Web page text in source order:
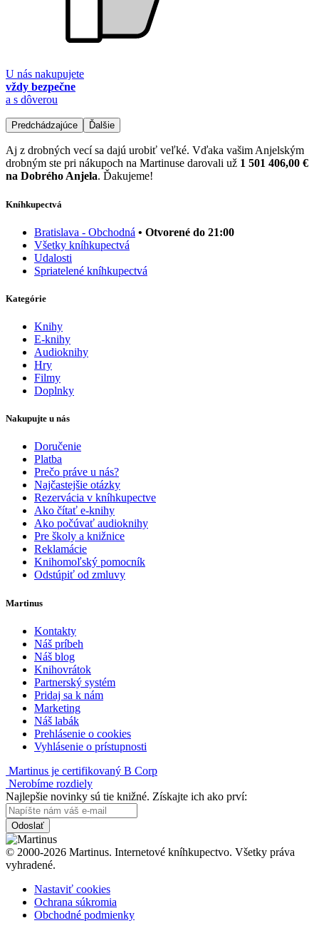
U nás nakupujete
vždy bezpečne
a s dôverou
Predchádzajúce Ďalšie
Aj z drobných vecí sa dajú urobiť veľké. Vďaka vašim Anjelským
drobným ste pri nákupoch na Martinuse darovali už 1 501 406,00 €
na Dobrého Anjela. Ďakujeme!
Kníhkupectvá
Bratislava - Obchodná • Otvorené do 21:00
Všetky kníhkupectvá
Udalosti
Spriatelené kníhkupectvá
Kategórie
Knihy
E-knihy
Audioknihy
Hry
Filmy
Doplnky
Nakupujte u nás
Doručenie
Platba
Prečo práve u nás?
Najčastejšie otázky
Rezervácia v kníhkupectve
Ako čítať e-knihy
Ako počúvať audioknihy
Pre školy a knižnice
Reklamácie
Knihomoľský pomocník
Odstúpiť od zmluvy
Martinus
Kontakty
Náš príbeh
Náš blog
Knihovrátok
Partnerský systém
Pridaj sa k nám
Marketing
Náš labák
Prehlásenie o cookies
Vyhlásenie o prístupnosti
Martinus je certifikovaný B Corp
Nerobíme rozdiely
Najlepšie novinky sú tie knižné. Získajte ich ako prví:
Odoslať
© 2000-2026 Martinus. Internetové kníhkupectvo. Všetky práva
vyhradené.
Nastaviť cookies
Ochrana súkromia
Obchodné podmienky